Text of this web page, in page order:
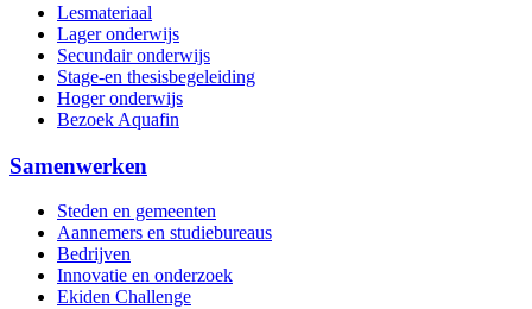
Lesmateriaal
Lager onderwijs
Secundair onderwijs
Stage-en thesisbegeleiding
Hoger onderwijs
Bezoek Aquafin
Samenwerken
Steden en gemeenten
Aannemers en studiebureaus
Bedrijven
Innovatie en onderzoek
Ekiden Challenge